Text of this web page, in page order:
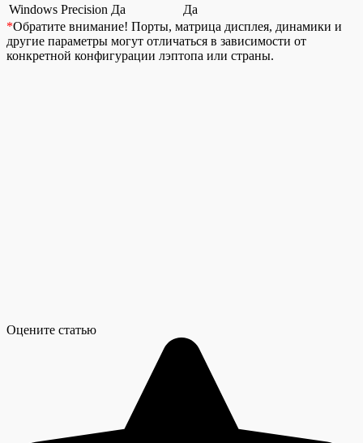
Windows Precision Да
Да
*Обратите внимание! Порты, матрица дисплея, динамики и
другие параметры могут отличаться в зависимости от
конкретной конфигурации лэптопа или страны.
Оцените статью